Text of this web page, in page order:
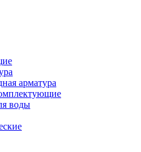
арматура
воды